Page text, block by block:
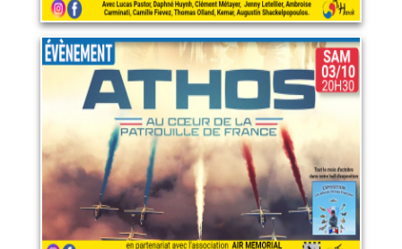
ATHOS - Au cœur de la
Patrouille de France
3 octobre 2026
LIRE PLUS